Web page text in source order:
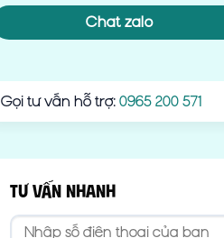
Chat zalo
Gọi tư vấn hỗ trợ: 0965 200 571
TƯ VẤN NHANH